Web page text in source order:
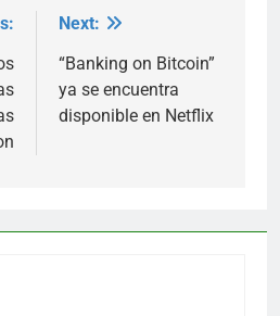
Next:
“Banking on Bitcoin”
ya se encuentra
disponible en Netflix